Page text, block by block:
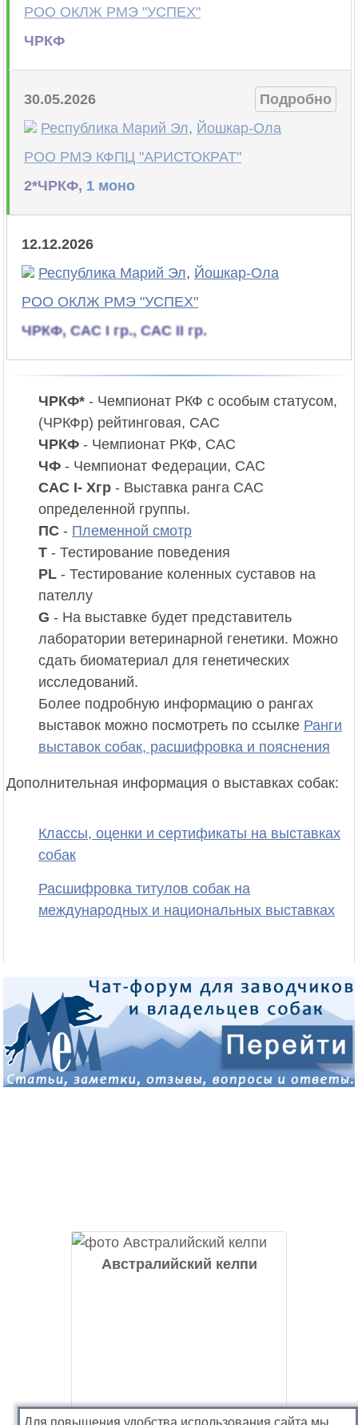
РОО ОКЛЖ РМЭ "УСПЕХ"
ЧРКФ
30.05.2026
Подробно
Республика Марий Эл, Йошкар-Ола
РОО РМЭ КФПЦ "АРИСТОКРАТ"
2*ЧРКФ, 1 моно
12.12.2026
Республика Марий Эл, Йошкар-Ола
РОО ОКЛЖ РМЭ "УСПЕХ"
ЧРКФ, САС I гр., САС II гр.
ЧРКФ* - Чемпионат РКФ c особым статусом,
(ЧРКФр) рейтинговая, CAC
ЧРКФ - Чемпионат РКФ, CAC
ЧФ - Чемпионат Федерации, CAC
CAC I- Xгр - Выставка ранга CAC
определенной группы.
ПС - Племенной смотр
T - Тестирование поведения
PL - Тестирование коленных суставов на
пателлу
G - На выставке будет представитель
лаборатории ветеринарной генетики. Можно
сдать биоматериал для генетических
исследований.
Более подробную информацию о рангах
выставок можно посмотреть по ссылке Ранги
выставок собак, расшифровка и пояснения
Дополнительная информация о выставках собак:
Классы, оценки и сертификаты на выставках
собак
Расшифровка титулов собак на
международных и национальных выставках
Австралийский келпи
Для повышения удобства использования сайта мы